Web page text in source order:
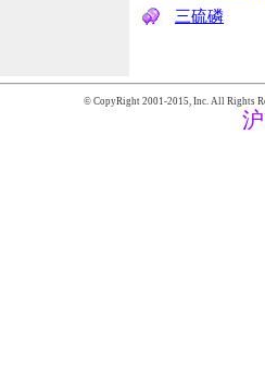
三硫磷
© CopyRight 2001-2015, Inc. All Rights